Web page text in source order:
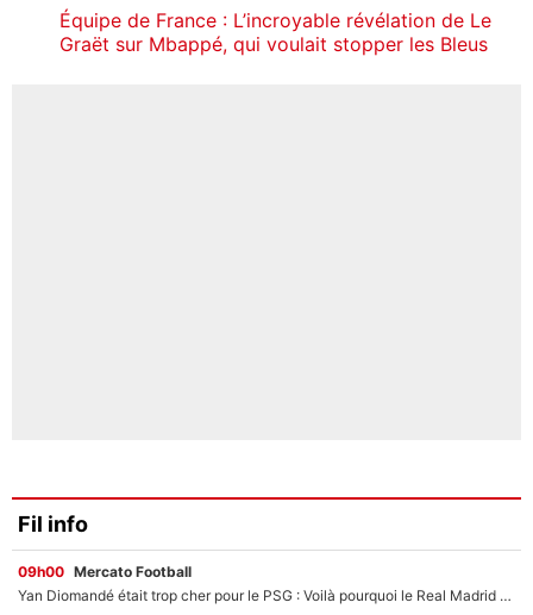
Équipe de France : L’incroyable révélation de Le
Graët sur Mbappé, qui voulait stopper les Bleus
Fil info
09h00 Mercato Football
Yan Diomandé était trop cher pour le PSG : Voilà pourquoi le Real Madrid a accepté de payer la somme record de 140M€ pour boucler son transfert !